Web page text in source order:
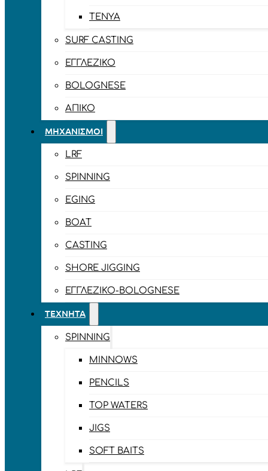
TENYA
SURF CASTING
ΕΓΓΛΈΖΙΚΟ
BOLOGNESE
ΑΠΊΚΟ
ΜΗΧΑΝΙΣΜΟΊ
LRF
SPINNING
EGING
BOAT
CASTING
SHORE JIGGING
ΕΓΓΛΈΖΙΚΟ-BOLOGNESE
ΤΕΧΝΗΤΆ
SPINNING
MINNOWS
PENCILS
TOP WATERS
JIGS
SOFT BAITS